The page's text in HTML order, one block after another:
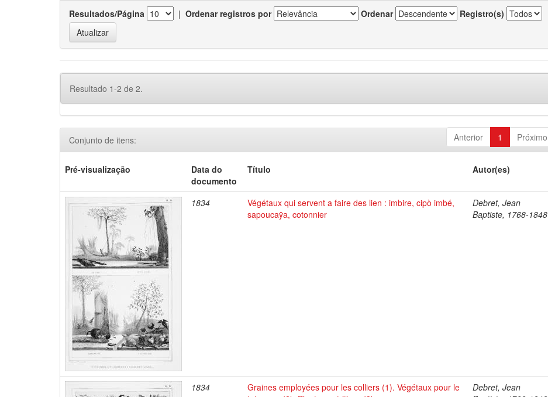
Resultados/Página | Ordenar registros por Ordenar Registro(s)
Resultado 1-2 de 2.
Anterior 1 Próximo
Conjunto de itens:
Pré-visualização
Data do
documento
Título Autor(es)
1834
Végétaux qui servent a faire des lien : imbire, cipò imbé,
sapoucaÿa, cotonnier
Debret, Jean
Baptiste, 1768-1848
1834
Graines employées pour les colliers (1). Végétaux pour le
Debret, Jean